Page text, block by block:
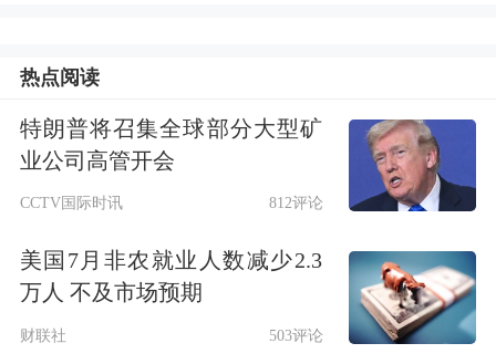
热点阅读
特朗普将召集全球部分大型矿
业公司高管开会
CCTV国际时讯 812评论
美国7月非农就业人数减少2.3
万人 不及市场预期
财联社 503评论